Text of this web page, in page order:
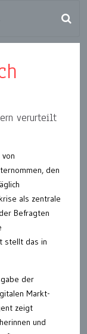
verurteilt
den
als zentrale
Befragten
stellt das in
der
Markt-
zeigt
und